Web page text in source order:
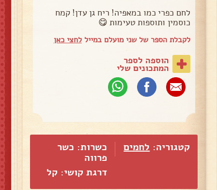
לחם כפרי כמו במאפיה! ריח גן עדן! קמח
כוסמין ותוספות טעימות 😋
לקבלת הספר של שני מועלם במייללחצי כאן
הוספה לספר
המתכונים שלי
קטגוריה: לחמים
כשרות: כשר
פרווה
דרגת קושי: קל